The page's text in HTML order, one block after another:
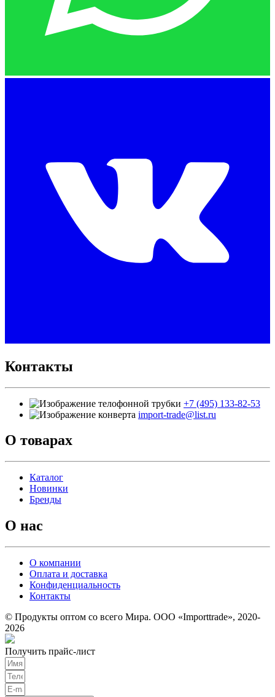
Контакты
+7 (495) 133-82-53
import-trade@list.ru
О товарах
Каталог
Новинки
Бренды
О нас
О компании
Оплата и доставка
Конфиденциальность
Контакты
© Продукты оптом со всего Мира. ООО «Importtrade», 2020-
2026
Получить прайс-лист